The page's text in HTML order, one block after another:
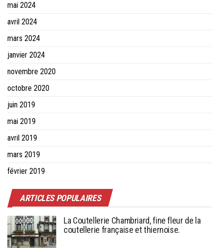
mai 2024
avril 2024
mars 2024
janvier 2024
novembre 2020
octobre 2020
juin 2019
mai 2019
avril 2019
mars 2019
février 2019
ARTICLES POPULAIRES
La Coutellerie Chambriard, fine fleur de la
coutellerie française et thiernoise.